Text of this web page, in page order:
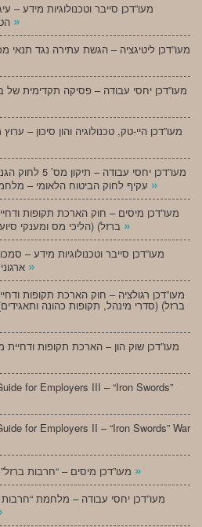
מעו”דכן סייבר וטכנולוגיות מידע –
»
מעו”דכן ליטיגציה – הגשת עתירה נגד
מעו”דכן יחסי עבודה – פסיקה תקדימית של
מעו”דכן היי-טק, טכנולוגיה והון סיכון –
מעו”דכן יחסי
»
מעו”דכן מיסים – חוק הארכת תקופות
»
מעו”דכן סייבר וטכנולוגיות מידע –
»
מעו”דכן רגולציה – חוק הארכת תקופות
ברזל) (סדרי מינהל, תקופות כהונה ותאגידים), התשפ”ד-
מעו”דכן שוק הון – הארכת תקופות
for Employers III – “Iron Swords”
for Employers II – “Iron Swords” War
»
מעו”דכן יחסי עבודה – מלחמת “חרבות